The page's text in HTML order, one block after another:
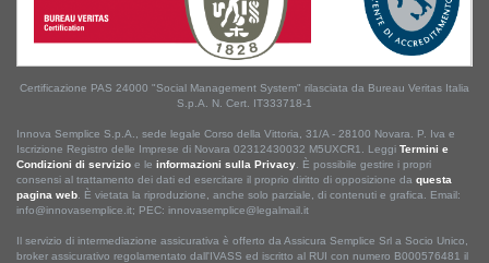
Certificazione PAS 24000 "Social Management System" rilasciata da Bureau Veritas Italia
S.p.A. N. Cert. IT333718-1
Innova Semplice S.p.A., sede legale Corso della Vittoria, 31/A - 28100 Novara. P. Iva e
Iscrizione Registro delle Imprese di Novara 02312430032 M5UXCR1. Leggi Termini e
Condizioni di servizio e le informazioni sulla Privacy. È possibile gestire i propri
consensi al trattamento dei dati ed esercitare il proprio diritto di opposizione da questa
pagina web. È vietata la riproduzione, anche solo parziale, di contenuti e grafica. Email:
info@innovasemplice.it; PEC: innovasemplice@legalmail.it
Il servizio di intermediazione assicurativa è offerto da Assicura Semplice Srl a Socio Unico,
broker assicurativo regolamentato dall'IVASS ed iscritto al RUI con numero B000576481 il